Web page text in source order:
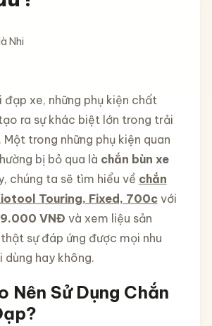
Nhi
đạp xe, những phụ kiện chất
ra sự khác biệt lớn trong trải
Một trong những phụ kiện quan
bị bỏ qua là chắn bùn xe
chúng ta sẽ tìm hiểu về chắn
Touring, Fixed, 700cvới
VNĐ và xem liệu sản
sự đáp ứng được mọi nhu
dùng hay không.
Nên Sử Dụng Chắn